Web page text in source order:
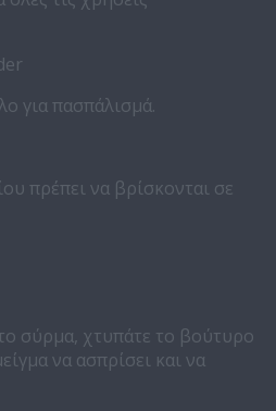
για πασπάλισμά.
πρέπει να βρίσκονται σε
σύρμα, χτυπάτε το βούτυρο
να ασπρίσει και να